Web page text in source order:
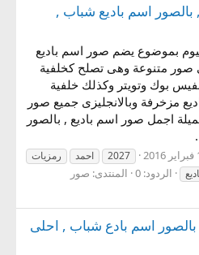
اسم باديع شباب ,
بموضوع يضم صور اسم باديع
صور متنوعة وهى تصلح كخلفية
بوك وتويتر وكذلك خلفية
مزخرفة وبالانجليزى جميع صور
اجمل صور اسم باديع , بالصور
2027 احمد
رمزيات
الردود: 0 المنتدى: صور
اسم بادع شباب , احلى